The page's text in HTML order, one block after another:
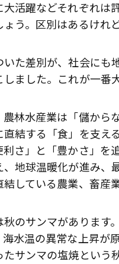
活躍などそれぞれは
う。区別はあるけれ
た差別が、社会にも
ました。これが一番
農林水産業は「儲から
直結する「食」を支え
利さ」と「豊かさ」を
地球温暖化が進み、
している農業、畜産
のサンマがあります
水温の異常な上昇が
たサンマの塩焼という